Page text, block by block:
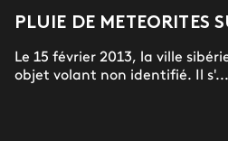
PLUIE DE METEORITES
Le 15 février 2013, la ville
objet volant non identifié. Il s'...